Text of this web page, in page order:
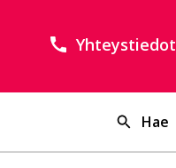
Yhteystiedot
Hae